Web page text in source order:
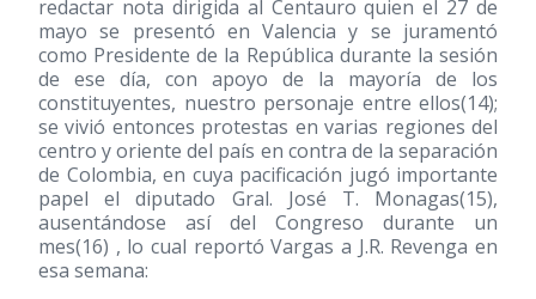
redactar nota dirigida al Centauro quien el 27 de
mayo se presentó en Valencia y se juramentó
como Presidente de la República durante la sesión
de ese día, con apoyo de la mayoría de los
constituyentes, nuestro personaje entre ellos(14);
se vivió entonces protestas en varias regiones del
centro y oriente del país en contra de la separación
de Colombia, en cuya pacificación jugó importante
papel el diputado Gral. José T. Monagas(15),
ausentándose así del Congreso durante un
mes(16) , lo cual reportó Vargas a J.R. Revenga en
esa semana: